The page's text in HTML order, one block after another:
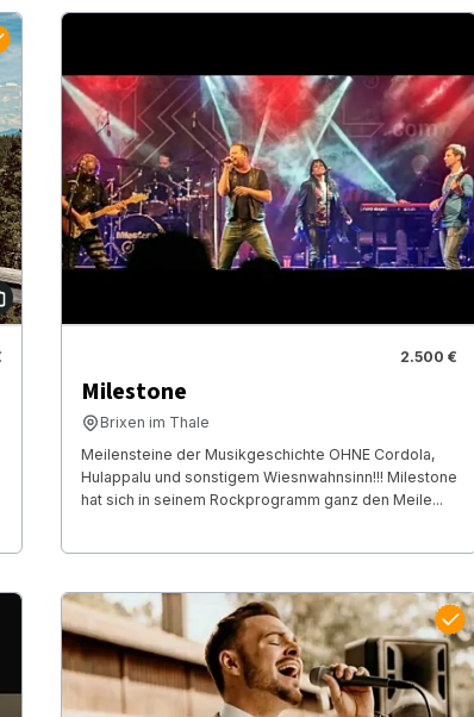
2.500 €
Milestone
Brixen im Thale
Meilensteine der Musikgeschichte OHNE Cordola,
Hulappalu und sonstigem Wiesnwahnsinn!!! Milestone
hat sich in seinem Rockprogramm ganz den Meile...